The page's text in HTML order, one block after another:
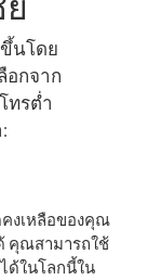
นโดย
อกจาก
ทรต่ำ
คงเหลือของคุณ
คุณสามารถใช้
ด้ในโลกนี้ใน